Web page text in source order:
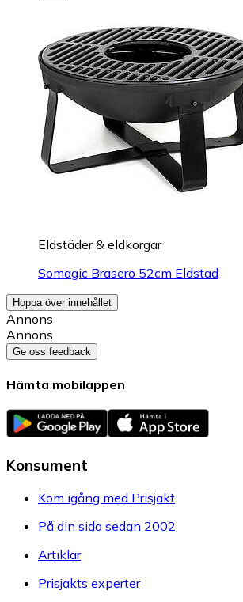
Eldstäder & eldkorgar
Somagic Brasero 52cm Eldstad
Hoppa över innehållet
Annons
Annons
Ge oss feedback
Hämta mobilappen
Konsument
Kom igång med Prisjakt
På din sida sedan 2002
Artiklar
Prisjakts experter